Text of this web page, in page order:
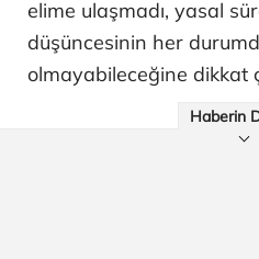
elime ulaşmadı, yasal
düşüncesinin her
olmayabileceğine dikkat
Haberin